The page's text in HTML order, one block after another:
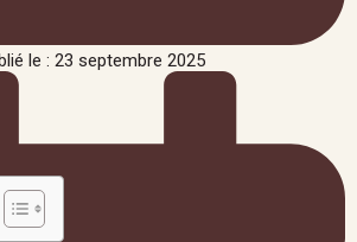
le : 23 septembre 2025